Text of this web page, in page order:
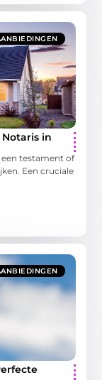
in
een testament of
Een cruciale